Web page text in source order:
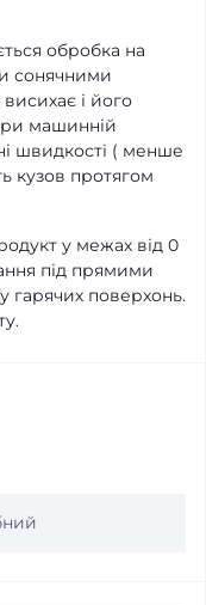
обробка на
сонячними
і його
машинній
швидкості ( менше
кузов протягом
у межах від 0
під прямими
поверхонь.